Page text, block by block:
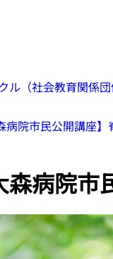
ル（社会教育関係団
病院市民公開講座
森病院